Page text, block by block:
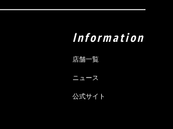
Information
店舗一覧
ニュース
公式サイト